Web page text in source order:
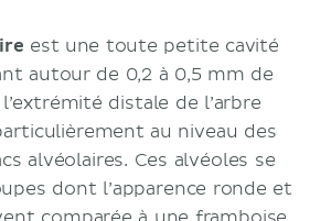
:
est une toute petite cavité
autour de 0,2 à 0,5 mm de
distale de l’arbre
au niveau des
alvéolaires. Ces alvéoles se
dont l’apparence ronde et